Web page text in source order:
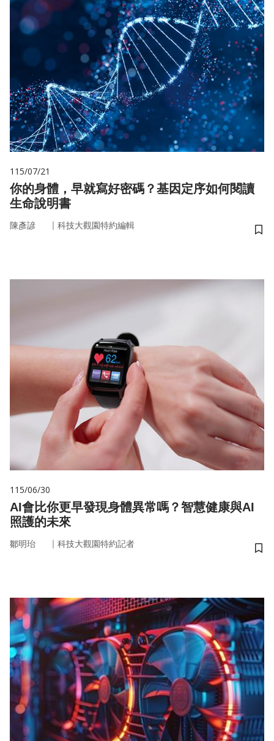
115/07/21
你的身體，早就寫好密碼？基因定序如何閱讀
生命說明書
陳彥諺 ｜ 科技大觀園特約編輯
儲
115/06/30
AI會比你更早發現身體異常嗎？智慧健康與AI
照護的未來
鄒明珆 ｜ 科技大觀園特約記者
儲